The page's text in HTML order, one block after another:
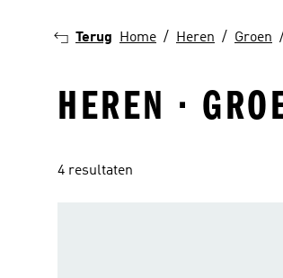
Terug Home Heren Groen
HEREN ·
4 resultaten